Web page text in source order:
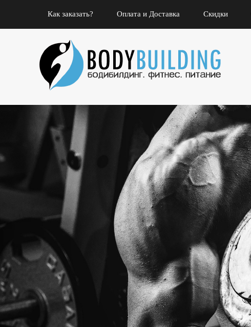
Как заказать? Оплата и Доставка Скидки